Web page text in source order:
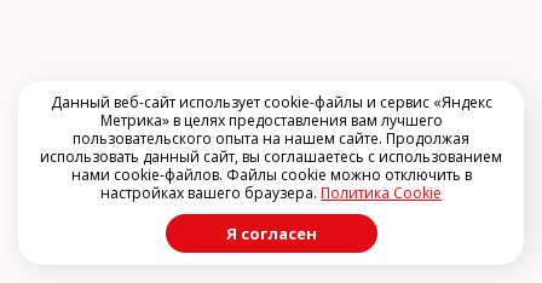
Данный веб-сайт использует cookie-файлы и сервис «Яндекс
Метрика» в целях предоставления вам лучшего
пользовательского опыта на нашем сайте. Продолжая
использовать данный сайт, вы соглашаетесь с использованием
нами cookie-файлов. Файлы cookie можно отключить в
настройках вашего браузера. Политика Cookie
Я согласен